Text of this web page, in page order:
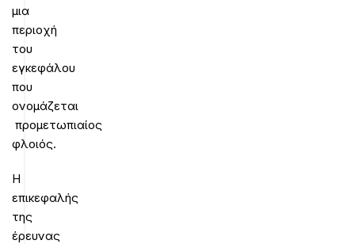
μια
περιοχή
του
εγκεφάλου
που
ονομάζεται
προμετωπιαίος
φλοιός.
Η
επικεφαλής
της
έρευνας